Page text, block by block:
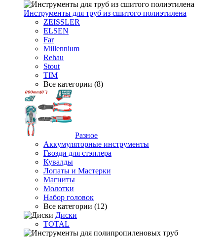
Инструменты для труб из сшитого полиэтилена
ZEISSLER
ELSEN
Far
Millennium
Rehau
Stout
TIM
Все категории (8)
Разное
Аккумуляторные инструменты
Гвозди для стэплера
Кувалды
Лопаты и Мастерки
Магниты
Молотки
Набор головок
Все категории (12)
Диски
TOTAL